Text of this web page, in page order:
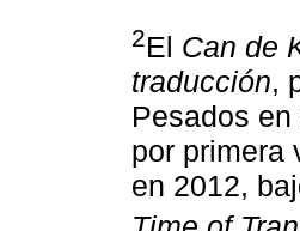
2El Can de
traducción,
Pesados
por primera
en 2012,